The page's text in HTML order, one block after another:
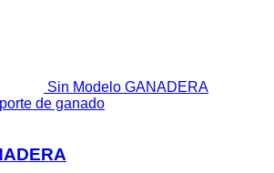
Sin Modelo GANADERA
de ganado